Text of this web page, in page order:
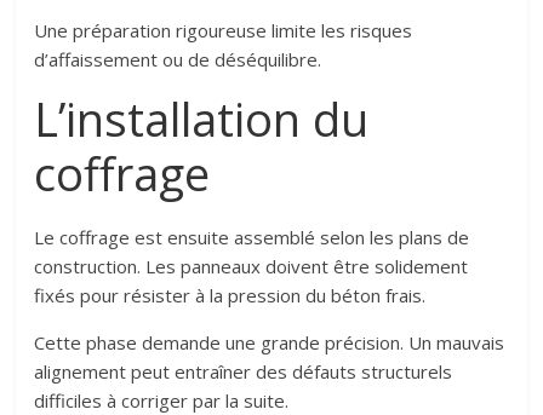
Une préparation rigoureuse limite les risques
d’affaissement ou de déséquilibre.
L’installation du
coffrage
Le coffrage est ensuite assemblé selon les plans de
construction. Les panneaux doivent être solidement
fixés pour résister à la pression du béton frais.
Cette phase demande une grande précision. Un mauvais
alignement peut entraîner des défauts structurels
difficiles à corriger par la suite.